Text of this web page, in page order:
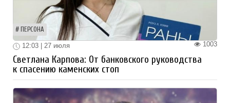
ПЕРСОНА
1003
12:03 | 27 июля
Светлана Карпова: От банковского руководства
к спасению каменских стоп